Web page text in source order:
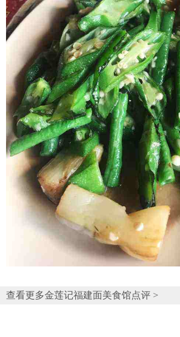
查看更多金莲记福建面美食馆点评 >